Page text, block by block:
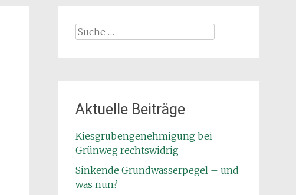
Suche
Aktuelle Beiträge
Kiesgrubengenehmigung bei
Grünweg rechtswidrig
Sinkende Grundwasserpegel – und
was nun?